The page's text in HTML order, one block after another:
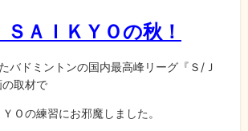
ＡＩＫＹＯの秋！
バドミントンの国内最高峰リーグ『Ｓ/Ｊ
の取材で
Ｏの練習にお邪魔しました。